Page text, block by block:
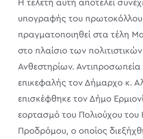
Η τελετή αυτή αποτελεί
υπογραφής του πρωτοκόλλου,
πραγματοποιηθεί στα τέλη
στο πλαίσιο των
Ανθεστηρίων.
επικεφαλής τον Δήμαρχο κ.
επισκέφθηκε τον Δήμο
εορτασμό του Πολιούχου του
Προδρόμου, ο οποίος